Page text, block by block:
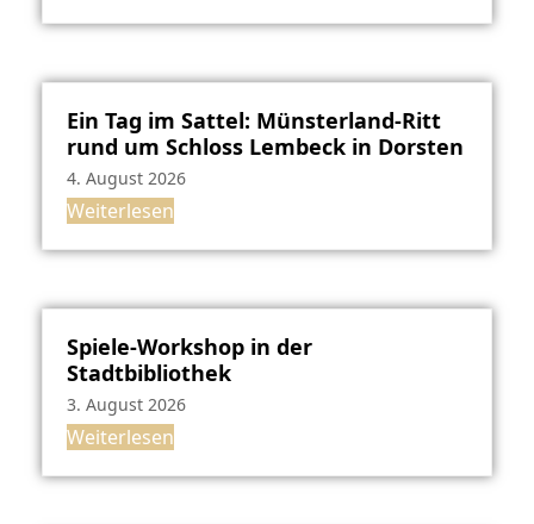
Ein Tag im Sattel: Münsterland-Ritt
rund um Schloss Lembeck in Dorsten
4. August 2026
Weiterlesen
Spiele-Workshop in der
Stadtbibliothek
3. August 2026
Weiterlesen